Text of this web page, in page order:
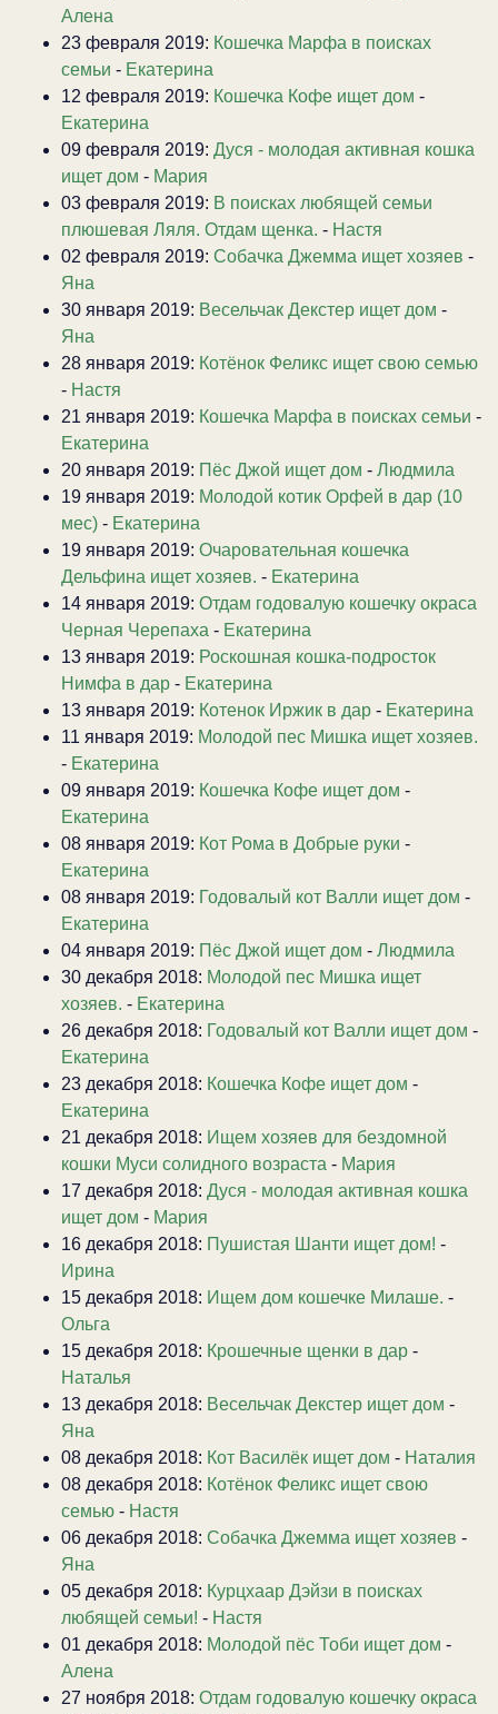
Алена
23 февраля 2019: Кошечка Марфа в поисках
семьи - Екатерина
12 февраля 2019: Кошечка Кофе ищет дом -
Екатерина
09 февраля 2019: Дуся - молодая активная кошка
ищет дом - Мария
03 февраля 2019: В поисках любящей семьи
плюшевая Ляля. Отдам щенка. - Настя
02 февраля 2019: Собачка Джемма ищет хозяев -
Яна
30 января 2019: Весельчак Декстер ищет дом -
Яна
28 января 2019: Котёнок Феликс ищет свою семью
- Настя
21 января 2019: Кошечка Марфа в поисках семьи -
Екатерина
20 января 2019: Пёс Джой ищет дом - Людмила
19 января 2019: Молодой котик Орфей в дар (10
мес) - Екатерина
19 января 2019: Очаровательная кошечка
Дельфина ищет хозяев. - Екатерина
14 января 2019: Отдам годовалую кошечку окраса
Черная Черепаха - Екатерина
13 января 2019: Роскошная кошка-подросток
Нимфа в дар - Екатерина
13 января 2019: Котенок Иржик в дар - Екатерина
11 января 2019: Молодой пес Мишка ищет хозяев.
- Екатерина
09 января 2019: Кошечка Кофе ищет дом -
Екатерина
08 января 2019: Кот Рома в Добрые руки -
Екатерина
08 января 2019: Годовалый кот Валли ищет дом -
Екатерина
04 января 2019: Пёс Джой ищет дом - Людмила
30 декабря 2018: Молодой пес Мишка ищет
хозяев. - Екатерина
26 декабря 2018: Годовалый кот Валли ищет дом -
Екатерина
23 декабря 2018: Кошечка Кофе ищет дом -
Екатерина
21 декабря 2018: Ищем хозяев для бездомной
кошки Муси солидного возраста - Мария
17 декабря 2018: Дуся - молодая активная кошка
ищет дом - Мария
16 декабря 2018: Пушистая Шанти ищет дом! -
Ирина
15 декабря 2018: Ищем дом кошечке Милаше. -
Ольга
15 декабря 2018: Крошечные щенки в дар -
Наталья
13 декабря 2018: Весельчак Декстер ищет дом -
Яна
08 декабря 2018: Кот Василёк ищет дом - Наталия
08 декабря 2018: Котёнок Феликс ищет свою
семью - Настя
06 декабря 2018: Собачка Джемма ищет хозяев -
Яна
05 декабря 2018: Курцхаар Дэйзи в поисках
любящей семьи! - Настя
01 декабря 2018: Молодой пёс Тоби ищет дом -
Алена
27 ноября 2018: Отдам годовалую кошечку окраса